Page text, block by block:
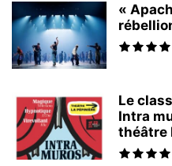
«
Le
Intra
théâtre